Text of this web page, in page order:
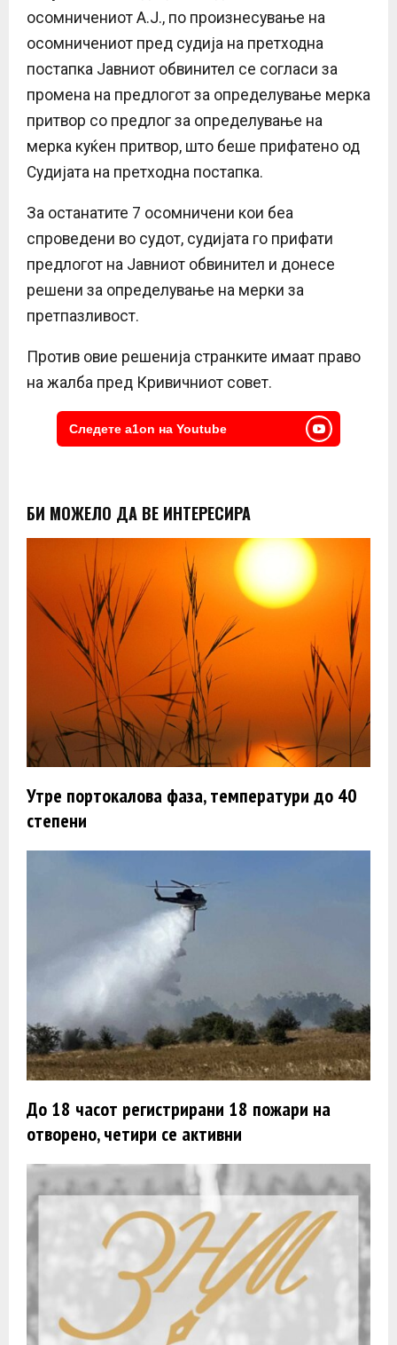
осомничениот А.Ј., по произнесување на
осомничениот пред судија на претходна
постапка Јавниот обвинител се согласи за
промена на предлогот за определување мерка
притвор со предлог за определување на
мерка куќен притвор, што беше прифатено од
Судијата на претходна постапка.
За останатите 7 осомничени кои беа
спроведени во судот, судијата го прифати
предлогот на Јавниот обвинител и донесе
решени за определување на мерки за
претпазливост.
Против овие решенија странките имаат право
на жалба пред Кривичниот совет.
Следете a1on на Youtube
БИ МОЖЕЛО ДА ВЕ ИНТЕРЕСИРА
Утре портокалова фаза, температури до 40
степени
До 18 часот регистрирани 18 пожари на
отворено, четири се активни